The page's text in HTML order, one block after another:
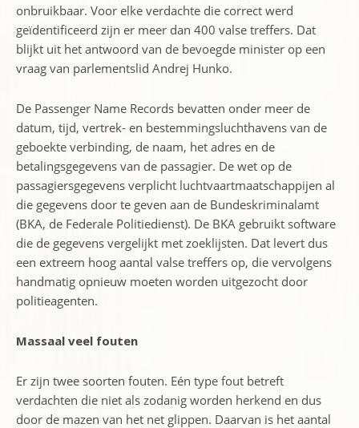
onbruikbaar. Voor elke verdachte die correct werd
geïdentificeerd zijn er meer dan 400 valse treffers. Dat
blijkt uit het antwoord van de bevoegde minister op een
vraag van parlementslid Andrej Hunko.
De Passenger Name Records bevatten onder meer de
datum, tijd, vertrek- en bestemmingsluchthavens van de
geboekte verbinding, de naam, het adres en de
betalingsgegevens van de passagier. De wet op de
passagiersgegevens verplicht luchtvaartmaatschappijen al
die gegevens door te geven aan de Bundeskriminalamt
(BKA, de Federale Politiedienst). De BKA gebruikt software
die de gegevens vergelijkt met zoeklijsten. Dat levert dus
een extreem hoog aantal valse treffers op, die vervolgens
handmatig opnieuw moeten worden uitgezocht door
politieagenten.
Massaal veel fouten
Er zijn twee soorten fouten. Eén type fout betreft
verdachten die niet als zodanig worden herkend en dus
door de mazen van het net glippen. Daarvan is het aantal